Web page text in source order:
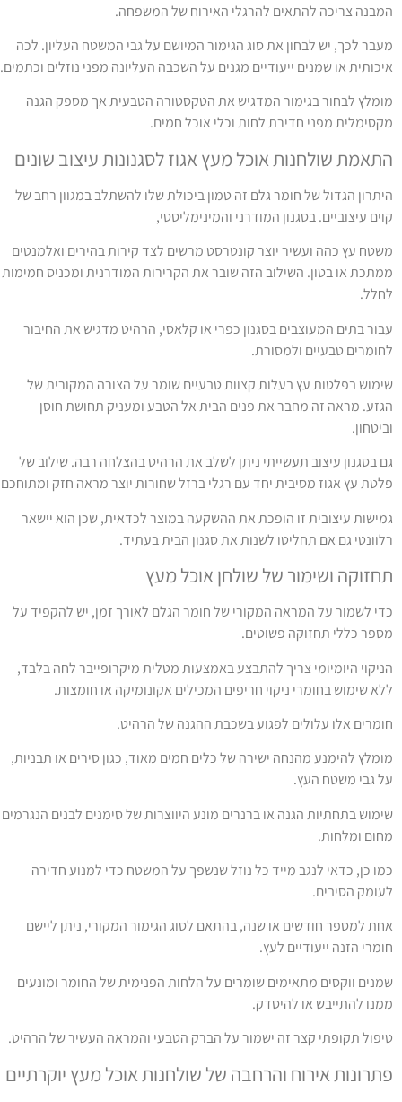
צריכה להתאים להרגלי האירוח של המשפחה.
לכך, יש לבחון את סוג הגימור המיושם על גבי המשטח העליון. לכה
או שמנים ייעודיים מגנים על השכבה העליונה מפני נוזלים וכתמים.
לבחור בגימור המדגיש את הטקסטורה הטבעית אך מספק הגנה
מפני חדירת לחות וכלי אוכל חמים.
שולחנות אוכל מעץ אגוז לסגנונות עיצוב שונים
הגדול של חומר גלם זה טמון ביכולת שלו להשתלב במגוון רחב של
עיצוביים. בסגנון המודרני והמינימליסטי,
עץ כהה ועשיר יוצר קונטרסט מרשים לצד קירות בהירים ואלמנטים
או בטון. השילוב הזה שובר את הקרירות המודרנית ומכניס חמימות
בתים המעוצבים בסגנון כפרי או קלאסי, הרהיט מדגיש את החיבור
טבעיים ולמסורת.
בפלטות עץ בעלות קצוות טבעיים שומר על הצורה המקורית של
מראה זה מחבר את פנים הבית אל הטבע ומעניק תחושת חוסן
בסגנון עיצוב תעשייתי ניתן לשלב את הרהיט בהצלחה רבה. שילוב של
עץ אגוז מסיבית יחד עם רגלי ברזל שחורות יוצר מראה חזק ומתוחכם.
עיצובית זו הופכת את ההשקעה במוצר לכדאית, שכן הוא יישאר
גם אם תחליטו לשנות את סגנון הבית בעתיד.
ושימור של שולחן אוכל מעץ
לשמור על המראה המקורי של חומר הגלם לאורך זמן, יש להקפיד על
כללי תחזוקה פשוטים.
היומיומי צריך להתבצע באמצעות מטלית מיקרופייבר לחה בלבד,
שימוש בחומרי ניקוי חריפים המכילים אקונומיקה או חומצות.
אלו עלולים לפגוע בשכבת ההגנה של הרהיט.
להימנע מהנחה ישירה של כלים חמים מאוד, כגון סירים או תבניות,
גבי משטח העץ.
בתחתיות הגנה או ברנרים מונע היווצרות של סימנים לבנים הנגרמים
ומלחות.
כן, כדאי לנגב מייד כל נוזל שנשפך על המשטח כדי למנוע חדירה
הסיבים.
למספר חודשים או שנה, בהתאם לסוג הגימור המקורי, ניתן ליישם
הזנה ייעודיים לעץ.
ווקסים מתאימים שומרים על הלחות הפנימית של החומר ומונעים
להתייבש או להיסדק.
תקופתי קצר זה ישמור על הברק הטבעי והמראה העשיר של הרהיט.
אירוח והרחבה של שולחנות אוכל מעץ יוקרתיים